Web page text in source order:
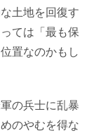
土地を回復す
ては「最も保
置なのかもし
の兵士に乱暴
のやむを得な